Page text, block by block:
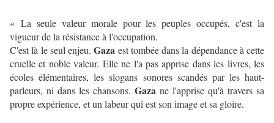
« La seule valeur morale pour les peuples occupés, c'est la
vigueur de la résistance à l'occupation.
C'est là le seul enjeu. Gaza est tombée dans la dépendance à cette
cruelle et noble valeur. Elle ne l'a pas apprise dans les livres, les
écoles élémentaires, les slogans sonores scandés par les haut-
parleurs, ni dans les chansons. Gaza ne l'apprise qu'à travers sa
propre expérience, et un labeur qui est son image et sa gloire.